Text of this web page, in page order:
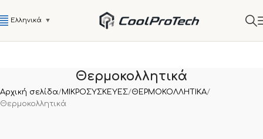
Ελληνικά ▼
Θερμοκολλητικά
Αρχική σελίδα ΜΙΚΡΟΣΥΣΚΕΥΕΣ ΘΕΡΜΟΚΟΛΛΗΤΙΚΑ
Θερμοκολλητικά